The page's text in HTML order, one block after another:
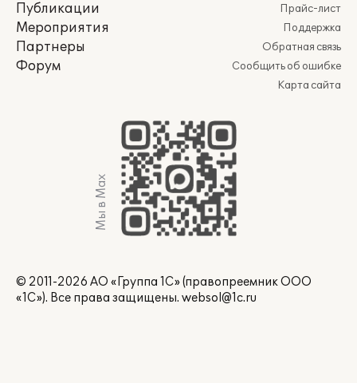
Публикации
Мероприятия
Партнеры
Форум
Прайс-лист
Поддержка
Обратная связь
Сообщить об ошибке
Карта сайта
Мы в Max
© 2011-2026 АО «Группа 1С» (правопреемник ООО
«1С»). Все права защищены. websol@1c.ru